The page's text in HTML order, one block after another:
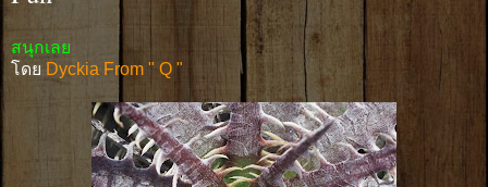
สนุกเลย
โดย Dyckia From " Q "